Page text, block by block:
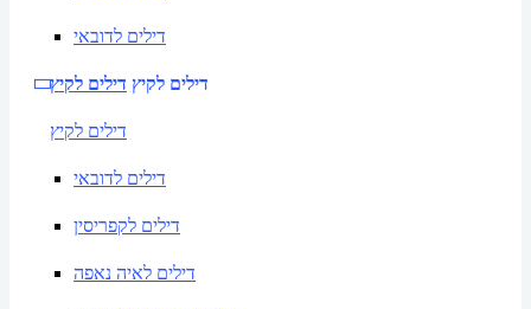
דילים לדובאי
דילים לקיץ דילים לקיץ
דילים לקיץ
דילים לדובאי
דילים לקפריסין
דילים לאיה נאפה